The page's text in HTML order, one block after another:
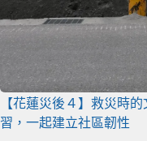
【花蓮災後４】救災時
習，一起建立社區韌性